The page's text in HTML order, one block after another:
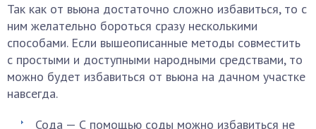
Так как от вьюна достаточно сложно избавиться, то с
ним желательно бороться сразу несколькими
способами. Если вышеописанные методы совместить
с простыми и доступными народными средствами, то
можно будет избавиться от вьюна на дачном участке
навсегда.
Сода — С помощью соды можно избавиться не